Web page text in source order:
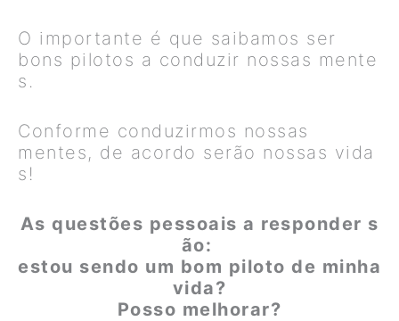
O importante é que saibamos ser
bons pilotos a conduzir nossas mente
s.
Conforme conduzirmos nossas
mentes, de acordo serão nossas vida
s!
As questões pessoais a responder s
ão:
estou sendo um bom piloto de minha
vida?
Posso melhorar?